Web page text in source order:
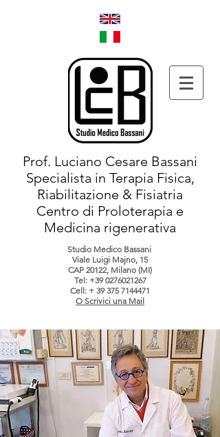
Prof. Luciano Cesare Bassani
Specialista in Terapia Fisica,
Riabilitazione & Fisiatria
Centro di Proloterapia e
Medicina rigenerativa
Studio Medico Bassani
Viale Luigi Majno, 15
CAP 20122, Milano (MI)
Tel: +39 0276021267
Cell: + 39 375 7144471
O Scrivici una Mail